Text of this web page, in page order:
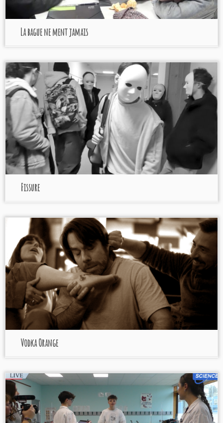
La bague ne ment jamais
Fissure
Vodka Orange